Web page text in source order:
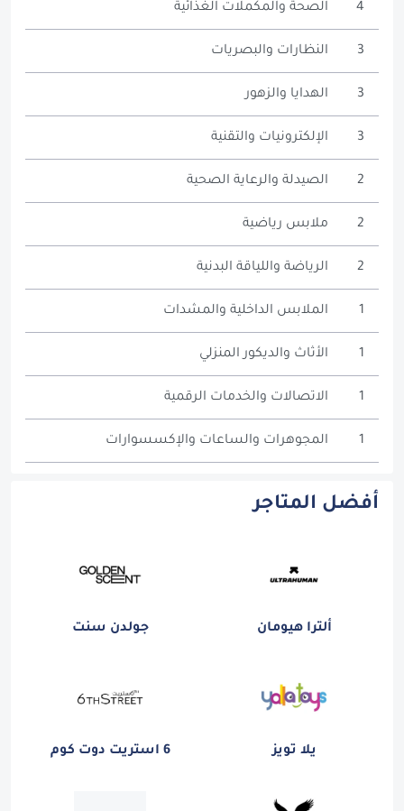
الصحة والمكملات الغذائية 4
النظارات والبصريات 3
الهدايا والزهور 3
الإلكترونيات والتقنية 3
الصيدلة والرعاية الصحية 2
ملابس رياضية 2
الرياضة واللياقة البدنية 2
الملابس الداخلية والمشدات
الأثاث والديكور المنزلي
الاتصالات والخدمات الرقمية
المجوهرات والساعات والإكسسوارات
أفضل المتاجر
ألترا هيومان جولدن سنت
يلا تويز 6 استريت دوت كوم